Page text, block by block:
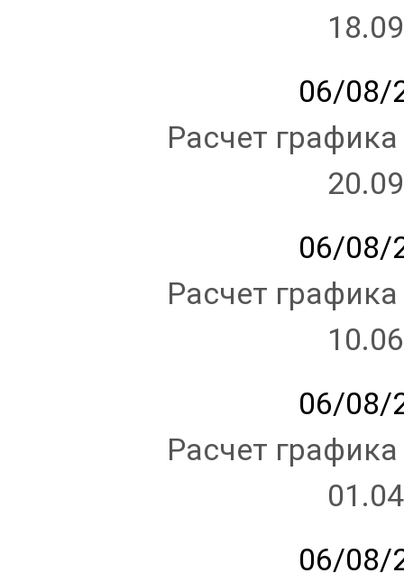
06/08/
Расчет
06/08/
Расчет
06/08/
Расчет
06/08/